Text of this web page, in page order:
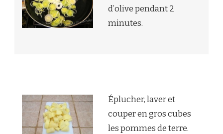
d’olive pendant 2
minutes.
Éplucher, laver et
couper en gros cubes
les pommes de terre.